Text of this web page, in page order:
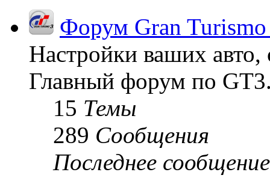
Форум Gran
Настройки ваших авто,
Главный форум по
15 Темы
289 Сообщения
Последнее сообщение